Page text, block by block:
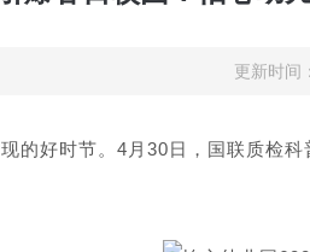
更新时
的好时节。4月30日，国联质检